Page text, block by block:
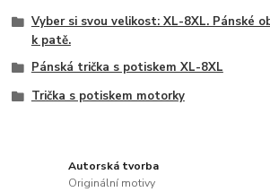
Autorská tvorba
Originální motivy
Vyber si svou velikost: XL-8XL. Pánské
k patě.
Pánská trička s potiskem XL-8XL
Trička s potiskem motorky